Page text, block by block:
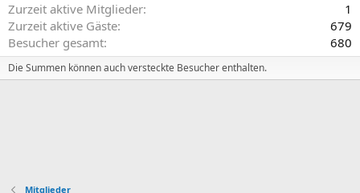
Zurzeit aktive Mitglieder
1
Zurzeit aktive Gäste
679
Besucher gesamt
680
Die Summen können auch versteckte Besucher enthalten.
Mitglieder